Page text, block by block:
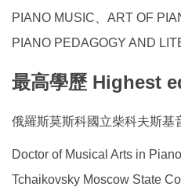
PIANO MUSIC、ART OF
PIANO PEDAGOGY AND
最高學歷 Highest
俄羅斯莫斯科國立柴科夫斯基
Doctor of Musical Arts in
Tchaikovsky Moscow State